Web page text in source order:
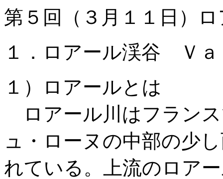
第５回（３月１１日）
１．ロアール渓谷 Ｖ
１）ロアールとは
ロアール川はフラン
ュ・ローヌの中部の少
れている。上流のロア